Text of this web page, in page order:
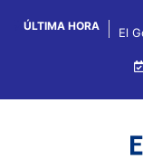
ÚLTIMA HORA El